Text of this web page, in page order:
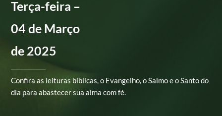
Terça-feira –
04 de Março
de 2025
Confira as leituras bíblicas, o Evangelho, o Salmo e o Santo do
dia para abastecer sua alma com fé.